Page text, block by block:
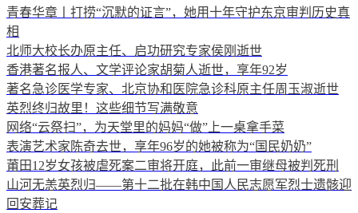
青春华章丨打捞“沉默的证言”，她用十年守护东京审判历史真
相
北师大校长办原主任、启功研究专家侯刚逝世
香港著名报人、文学评论家胡菊人逝世，享年92岁
著名急诊医学专家、北京协和医院急诊科原主任周玉淑逝世
英烈终归故里！这些细节写满敬意
网络“云祭扫”，为天堂里的妈妈“做”上一桌拿手菜
表演艺术家陈奇去世，享年96岁的她被称为“国民奶奶”
莆田12岁女孩被虐死案二审将开庭，此前一审继母被判死刑
山河无恙英烈归——第十二批在韩中国人民志愿军烈士遗骸迎
回安葬记